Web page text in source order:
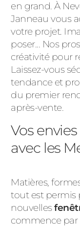
en grand. À
Janneau vous
votre projet.
poser... Nos
créativité pour
Laissez-vous
tendance et
du premier
après-vente.
Vos
avec les
Matières,
tout est permis
nouvelles
commence par